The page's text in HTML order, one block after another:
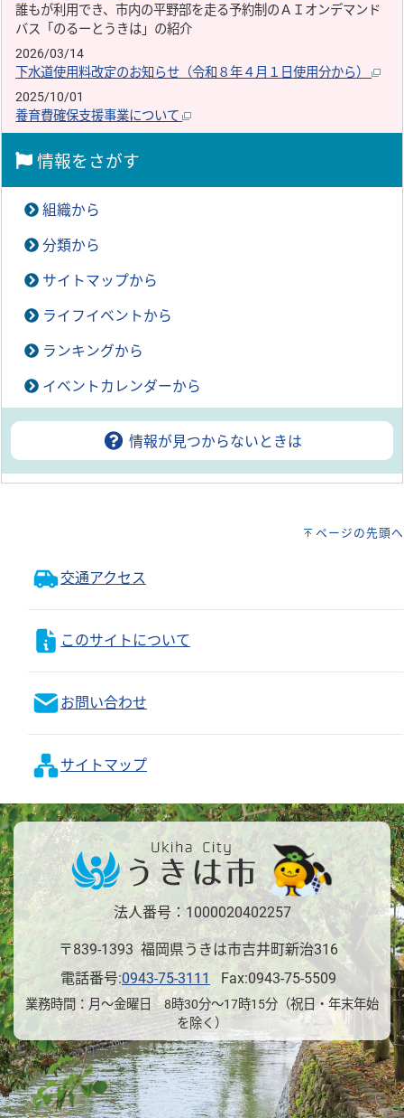
誰もが利用でき、市内の平野部を走る予約制のＡＩオンデマンド
バス「のるーとうきは」の紹介
2026/03/14
下水道使用料改定のお知らせ（令和８年４月１日使用分から）
2025/10/01
養育費確保支援事業について
情報をさがす
組織から
分類から
サイトマップから
ライフイベントから
ランキングから
イベントカレンダーから
情報が見つからないときは
ページの先頭へ
交通アクセス
このサイトについて
お問い合わせ
サイトマップ
法人番号：1000020402257
〒839-1393 福岡県うきは市吉井町新治316
電話番号:0943-75-3111 Fax:0943-75-5509
業務時間：月～金曜日 8時30分～17時15分（祝日・年末年始
を除く）